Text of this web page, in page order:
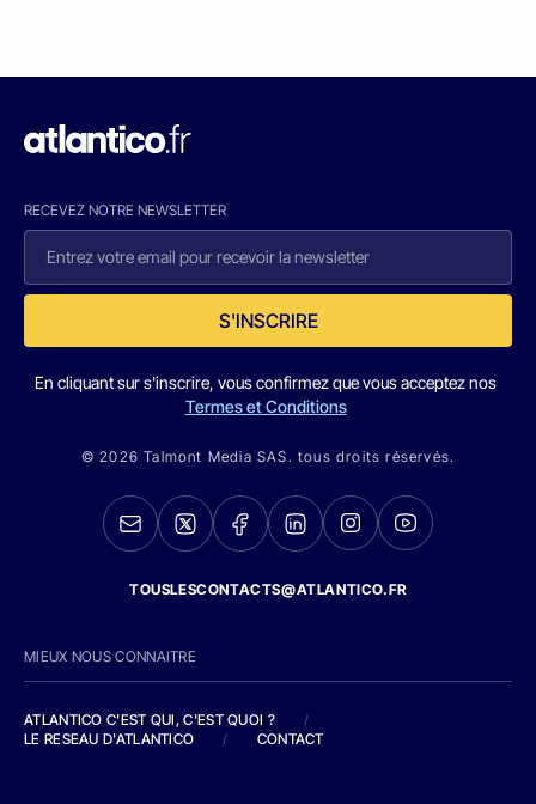
RECEVEZ NOTRE NEWSLETTER
S'INSCRIRE
En cliquant sur s'inscrire, vous confirmez que vous acceptez nos
Termes et Conditions
© 2026 Talmont Media SAS. tous droits réservés.
TOUSLESCONTACTS@ATLANTICO.FR
MIEUX NOUS CONNAITRE
ATLANTICO C'EST QUI, C'EST QUOI ?
/
LE RESEAU D'ATLANTICO
/ CONTACT